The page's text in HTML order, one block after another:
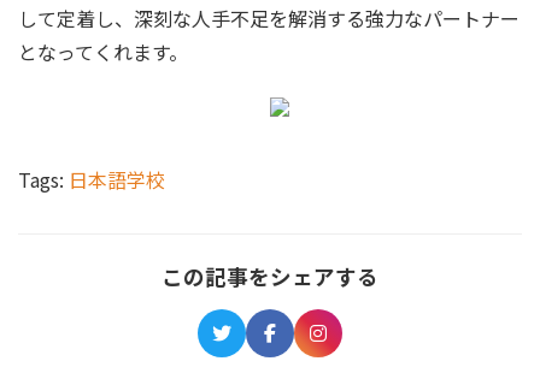
して定着し、深刻な人手不足を解消する強力なパートナー
となってくれます。
Tags: 日本語学校
この記事をシェアする